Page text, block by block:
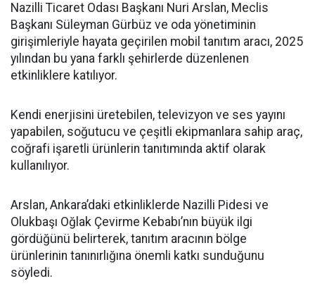
Nazilli Ticaret Odası Başkanı Nuri Arslan, Meclis
Başkanı Süleyman Gürbüz ve oda yönetiminin
girişimleriyle hayata geçirilen mobil tanıtım aracı, 2025
yılından bu yana farklı şehirlerde düzenlenen
etkinliklere katılıyor.
Kendi enerjisini üretebilen, televizyon ve ses yayını
yapabilen, soğutucu ve çeşitli ekipmanlara sahip araç,
coğrafi işaretli ürünlerin tanıtımında aktif olarak
kullanılıyor.
Arslan, Ankara’daki etkinliklerde Nazilli Pidesi ve
Olukbaşı Oğlak Çevirme Kebabı’nın büyük ilgi
gördüğünü belirterek, tanıtım aracının bölge
ürünlerinin tanınırlığına önemli katkı sunduğunu
söyledi.